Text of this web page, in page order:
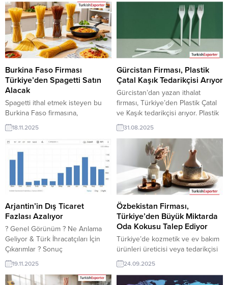
Burkina Faso Firması
Türkiye’den Spagetti Satın
Alacak
Spagetti ithal etmek isteyen bu
Burkina Faso firmasına,
Türkiye’de gıda sanayi ve unlu
mamüller ile makarna üreticisi
veya tedarikçisi olan ihracatçı
firmalar teklif sunabilirler. Yeni bir
ihracat pazarı fırsatı olan bu alım
ilanının iletişim bilgilerine
TurkishExporter VIP üyeleri ile TE
üyelik kredisi sahibi ihracat
şirketleri erişebilmektedir. ➤ Bu
ithalat alım...
18.11.2025
Gürcistan Firması, Plastik
Çatal Kaşık Tedarikçisi Arıyor
Gürcistan’dan yazan ithalat
firması, Türkiye’den Plastik Çatal
ve Kaşık tedarikçisi arıyor. Plastik
ve tek kullanımlık ürünlerin üretici
ve tedarikçisi olan Türk firmalar
için Gürcistan’dan gelen bu talep
yeni bir ihracat pazarı olabilir. Bu
alım ilanın detaylarına
TurkishExporter / VIP üyeleri
cevap verebilir. ➤ Talebin
detaylarına buradan ulaşabilirsiniz
Tüm Tek Kullanımlık...
31.08.2025
Arjantin’in Dış Ticaret
Fazlası Azalıyor
? Genel Görünüm ? Ne Anlama
Geliyor & Türk İhracatçıları İçin
Çıkarımlar ? Sonuç
TurkishExporter editör notuyla:
Arjantin dış ticaretinde ihracat
artış göstermesine rağmen
19.11.2025
Özbekistan Firması,
Türkiye’den Büyük Miktarda
Oda Kokusu Talep Ediyor
Türkiye’de kozmetik ve ev bakım
ürünleri üreticisi veya tedarikçisi
olan ihracatçı firmalar için,
Özbekistan’dan gelen oda
kokusu ithalat talebi yeni bir
24.09.2025